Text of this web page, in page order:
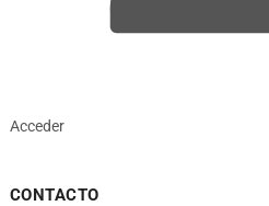
Acceder
CONTACTO